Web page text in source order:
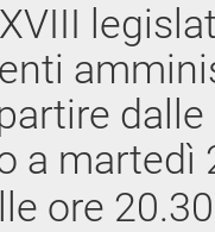
a
ore